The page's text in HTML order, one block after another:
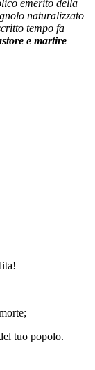
emerito della
naturalizzato
tempo fa
e martire
tuo popolo.